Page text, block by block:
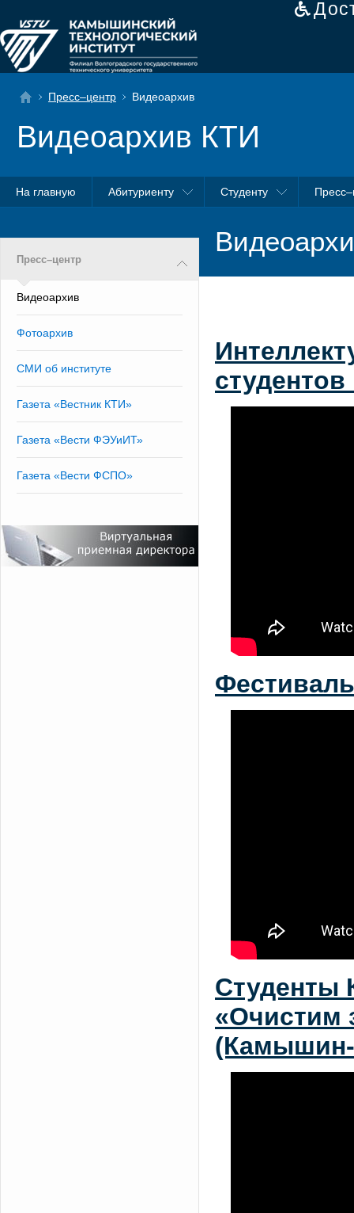
Пресс–центр Видеоархив
Видеоархив КТИ
На главную Абитуриенту Студенту
Пресс–центр
Видеоархив
Фотоархив
СМИ об институте
Газета «Вестник КТИ»
Газета «Вести ФЭУиИТ»
Газета «Вести ФСПО»
Студенты
«Очистим